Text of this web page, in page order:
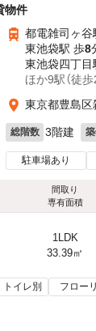
物件
都電雑司ヶ谷
東池袋駅 歩8
東池袋四丁目
ほか9駅（徒歩
東京都豊島
総階数 3階建
駐車場あり
間取り
専有面積
1LDK
33.39㎡
トイレ別 フロー